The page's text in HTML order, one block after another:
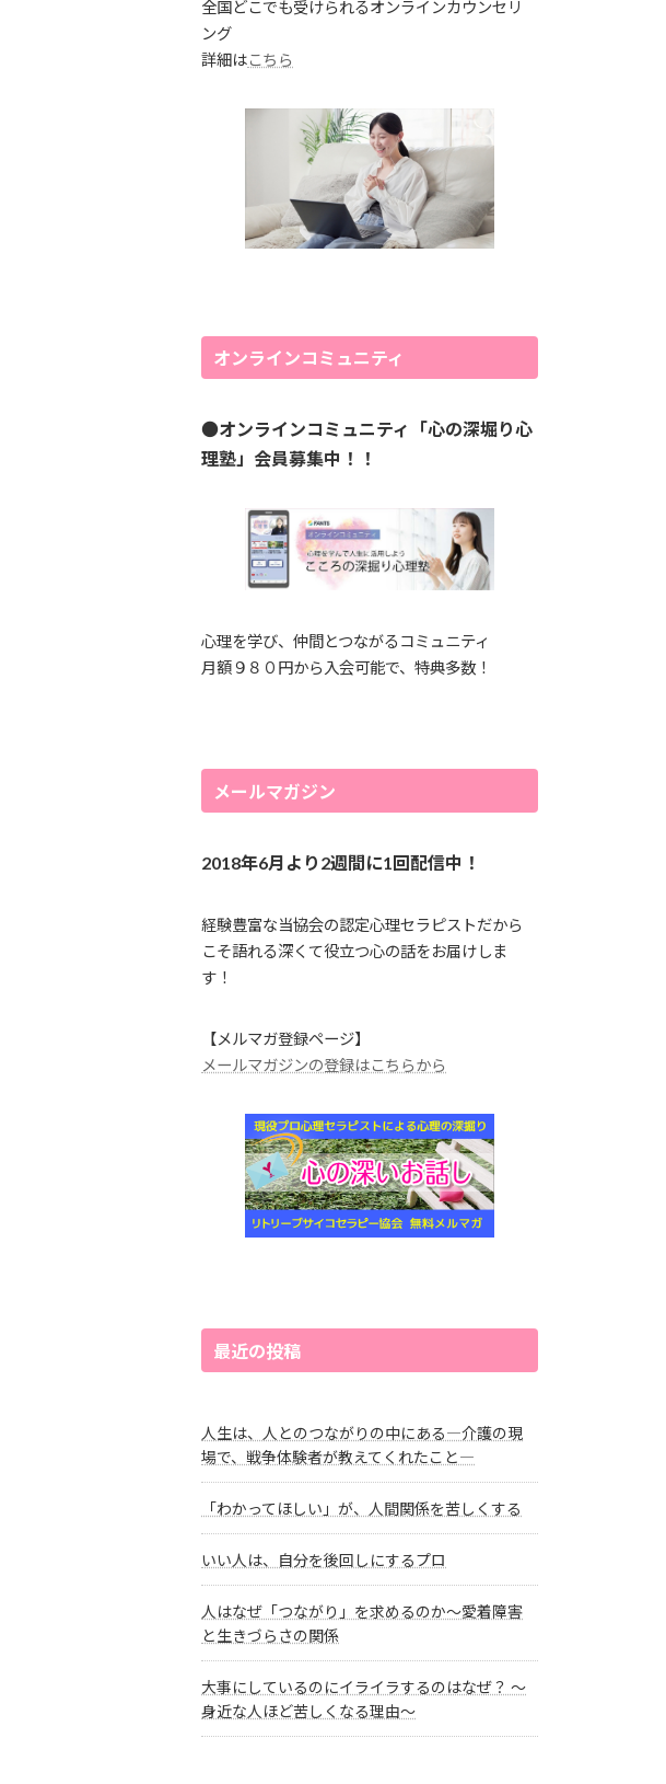
全国どこでも受けられるオンラインカウンセリ
ング
詳細はこちら
オンラインコミュニティ
●オンラインコミュニティ「心の深堀り心
理塾」会員募集中！！
心理を学び、仲間とつながるコミュニティ
月額９８０円から入会可能で、特典多数！
メールマガジン
2018年6月より2週間に1回配信中！
経験豊富な当協会の認定心理セラピストだから
こそ語れる深くて役立つ心の話をお届けしま
す！
【メルマガ登録ページ】
メールマガジンの登録はこちらから
最近の投稿
人生は、人とのつながりの中にある―介護の現
場で、戦争体験者が教えてくれたこと―
「わかってほしい」が、人間関係を苦しくする
いい人は、自分を後回しにするプロ
人はなぜ「つながり」を求めるのか～愛着障害
と生きづらさの関係
大事にしているのにイライラするのはなぜ？ ～
身近な人ほど苦しくなる理由～